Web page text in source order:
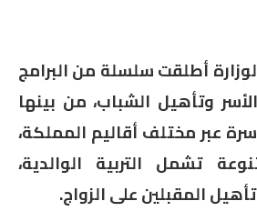
أطلقت سلسلة من البرامج
وتأهيل الشباب، من بينها
عبر مختلف أقاليم المملكة،
تشمل التربية الوالدية،
المقبلين على الزواج.